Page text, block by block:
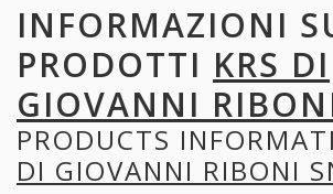
INFORMAZIONI
PRODOTTI KRS DI
GIOVANNI
PRODUCTS
DI GIOVANNI RIBONI